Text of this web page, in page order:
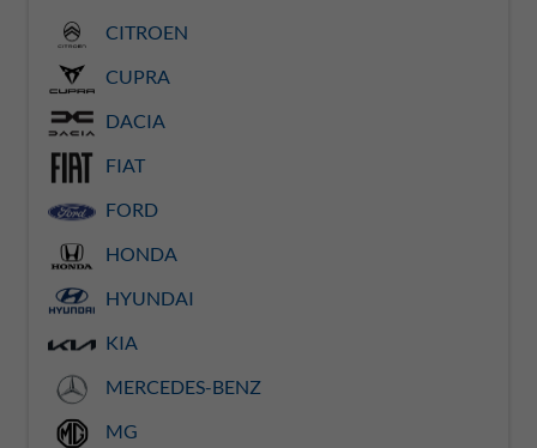
CITROEN
CUPRA
DACIA
FIAT
FORD
HONDA
HYUNDAI
KIA
MERCEDES-BENZ
MG